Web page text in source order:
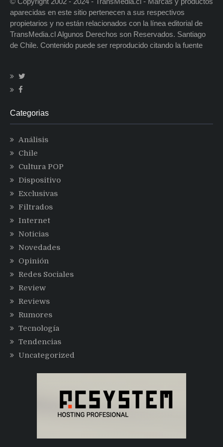
aparecidas en este sitio pertenecen a sus respectivos
propietarios y no están relacionados con la línea editorial de
TransMedia.cl Algunos Derechos son Reservados. Santiago
de Chile. Contenido puede ser reproducido citando la fuente
Categorias
Análisis
Chile
Cultura POP
Dispositivo
Exclusivas
Filtrados
Internet
Noticias
Novedades
Opinión
Redes Sociales
Review
Reviews
Rumores
Tecnología
Tendencias
Uncategorized